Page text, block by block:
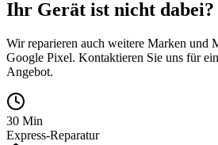
Ihr Gerät ist nicht dabei?
Wir reparieren auch weitere Marken und
Google Pixel. Kontaktieren Sie uns für
Angebot.
30 Min
Express-Reparatur